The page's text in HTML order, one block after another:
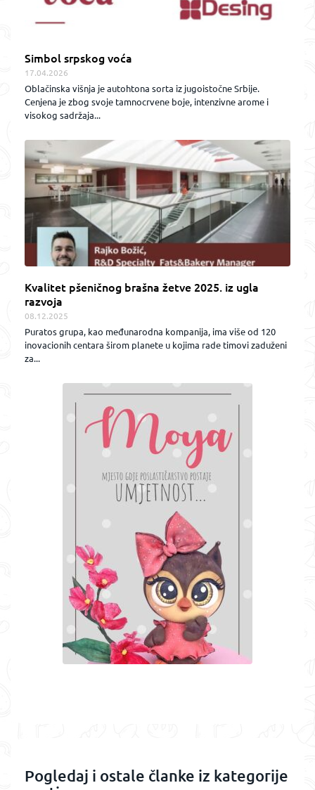
Simbol srpskog voća
17.04.2026
Oblačinska višnja je autohtona sorta iz jugoistočne Srbije.
Cenjena je zbog svoje tamnocrvene boje, intenzivne arome i
visokog sadržaja...
Kvalitet pšeničnog brašna žetve 2025. iz ugla
razvoja
08.12.2025
Puratos grupa, kao međunarodna kompanija, ima više od 120
inovacionih centara širom planete u kojima rade timovi zaduženi
za...
Pogledaj i ostale članke iz kategorije